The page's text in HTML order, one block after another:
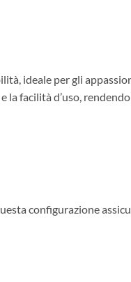
ideale per gli
facilità d’uso,
configurazione